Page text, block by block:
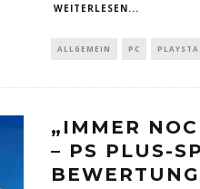
WEITERLESEN...
ALLGEMEIN PC
„IMMER
– PS PLUS-
BEWERTUNG